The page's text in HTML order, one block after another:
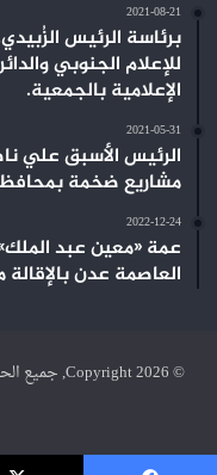
2021-08-21
برئاسة الرئيس
للإعلام الجنوبي
الإعلامية بالجمعية.
2021-05-31
الرئيس الأسبق علي
مشاريع ضخمة
2022-12-24
عمة «معين عبد
العاصمة عدن
© Copyright 2026, جميع الحقوق محفوظة |